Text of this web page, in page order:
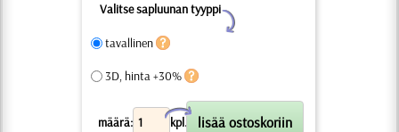
Valitse sapluunan tyyppi
Y
tavallinen
3D, hinta +30%
määrä: kpl.
X